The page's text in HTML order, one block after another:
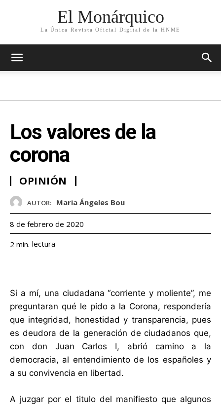
El Monárquico
La Única Revista Oficial Digital de la HNME
Los valores de la
corona
OPINIÓN
AUTOR: Maria Ángeles Bou
8 de febrero de 2020
2 min. lectura
Si a mí, una ciudadana “corriente y moliente”, me
preguntaran qué le pido a la Corona, respondería
que integridad, honestidad y transparencia, pues
es deudora de la generación de ciudadanos que,
con don Juan Carlos I, abrió camino a la
democracia, al entendimiento de los españoles y
a su convivencia en libertad.
A juzgar por el titulo del manifiesto que algunos